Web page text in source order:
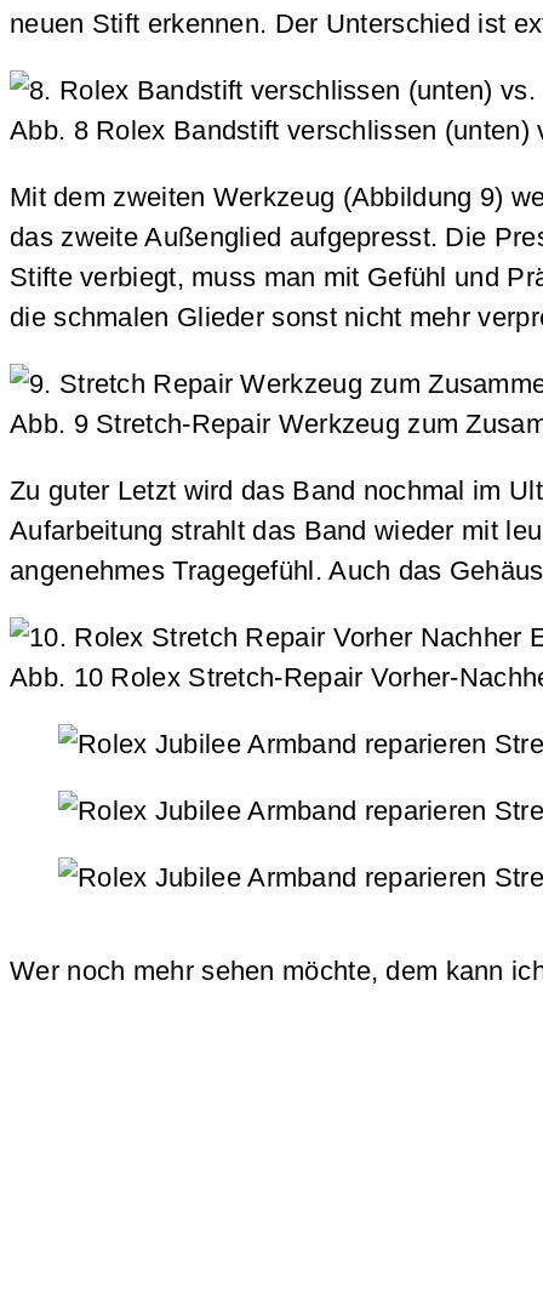
neuen Stift erkennen. Der Unterschied ist
Abb. 8 Rolex Bandstift verschlissen (unten)
Mit dem zweiten Werkzeug (Abbildung 9)
das zweite Außenglied aufgepresst. Die
Stifte verbiegt, muss man mit Gefühl und
die schmalen Glieder sonst nicht mehr
Abb. 9 Stretch-Repair Werkzeug zum
Zu guter Letzt wird das Band nochmal im
Aufarbeitung strahlt das Band wieder mit
angenehmes Tragegefühl. Auch das
Abb. 10 Rolex Stretch-Repair Vorher-
Wer noch mehr sehen möchte, dem kann